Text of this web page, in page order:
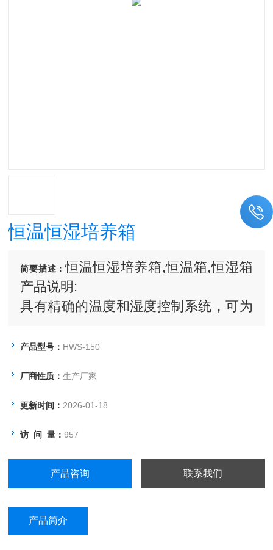
恒温恒湿培养箱
简要描述：恒温恒湿培养箱,恒温箱,恒湿箱
产品说明:
具有精确的温度和湿度控制系统，可为
各种环境模似条件。适用于环境保护、
院校、生产部门。是水质分析与BOD测
试、育种试验、植物栽培的恒温恒湿设
产品型号： HWS-150
厂商性质：生产厂家
更新时间：2026-01-18
访 问 量：957
产品咨询 联系我们
产品简介